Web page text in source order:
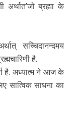
अर्थात’जो ब्रह्मा के
सच्चिदानन्दमय
है.
है. अध्यात्म ने आज के
सात्विक साधना का